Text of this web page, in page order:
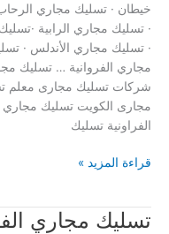
خيطان · تسليك مجاري
· تسليك مجاري الرابية
· تسليك مجاري الأندلس ·
مجاري الفروانية … تسليك
شركات تسليك مجارى معلم
الفراونية تسليك
تسليك
خيطان
قراءة المزيد »
تسليك مجاري